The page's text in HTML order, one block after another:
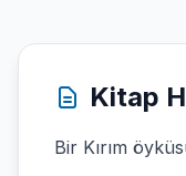
Kitap
Bir Kırım